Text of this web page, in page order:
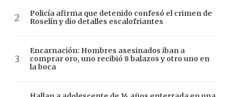
Policía afirma que detenido confesó el crimen de
Roselín y dio detalles escalofriantes
Encarnación: Hombres asesinados iban a
comprar oro, uno recibió 8 balazos y otro uno en
la boca